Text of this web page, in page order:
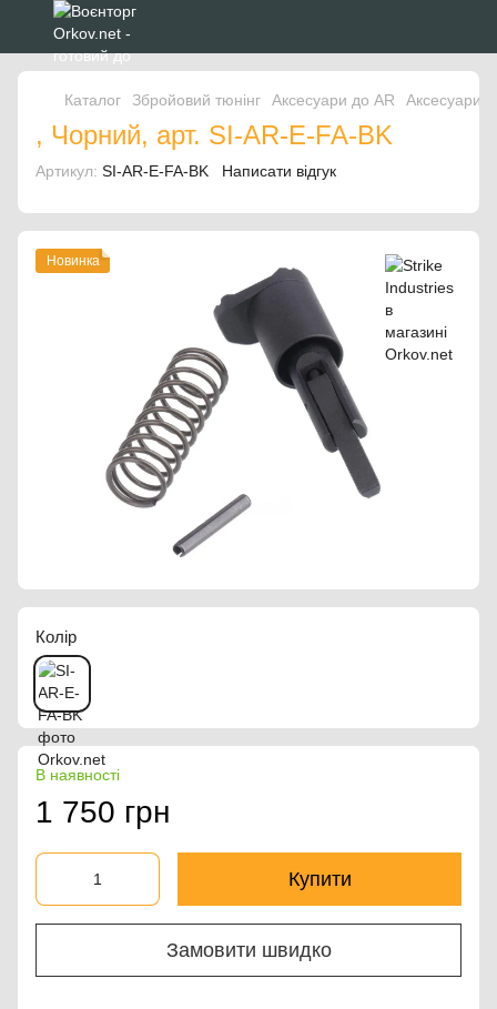
Каталог Збройовий тюнінг Аксесуари до AR Аксесуари
, Чорний, арт. SI-AR-E-FA-BK
Артикул: SI-AR-E-FA-BK Написати відгук
Новинка
Колір
В наявності
1 750 грн
Купити
Замовити швидко